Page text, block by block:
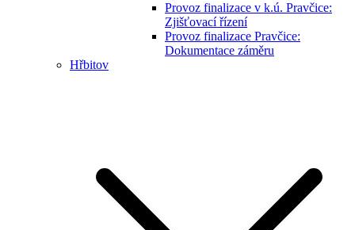
Provoz finalizace v k.ú. Pravčice:
Zjišťovací řízení
Provoz finalizace Pravčice:
Dokumentace záměru
Hřbitov